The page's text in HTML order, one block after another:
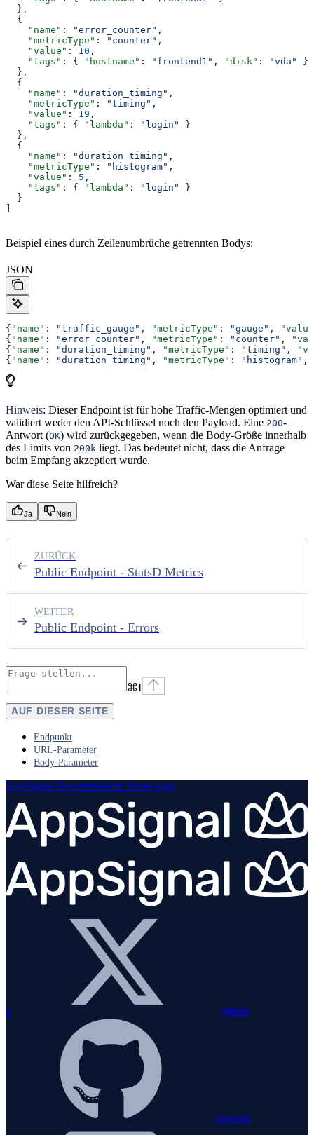
  },
  {
    "name"
: "error_counter" ,
    "metricType"
: "counter" ,
    "value"
: 10 ,
    "tags"
: { "hostname" : "frontend1" , "disk" : "vda"
}
  },
  {
    "name"
: "duration_timing" ,
    "metricType"
: "timing" ,
    "value"
: 19 ,
    "tags"
: { "lambda" : "login"
}
  },
  {
    "name"
: "duration_timing" ,
    "metricType"
: "histogram" ,
    "value"
: 5 ,
    "tags"
: { "lambda" : "login"
}
  }
]
Beispiel eines durch Zeilenumbrüche getrennten Bodys:
JSON
{ "name" : "traffic_gauge" , "metricType" : "gauge" ,
{ "name" : "error_counter" , "metricType" : "counter" ,
{ "name" : "duration_timing" , "metricType" : "timing" ,
{ "name" : "duration_timing" , "metricType" : "histogram" ,
Hinweis: Dieser Endpoint ist für hohe Traffic-Mengen optimiert und
validiert weder den API-Schlüssel noch den Payload. Eine 200-
Antwort (OK) wird zurückgegeben, wenn die Body-Größe innerhalb
des Limits von 200k liegt. Das bedeutet nicht, dass die Anfrage
beim Empfang akzeptiert wurde.
War diese Seite hilfreich?
Ja Nein
Public Endpoint - StatsD Metrics
ZURÜCK
Public Endpoint - Errors
WEITER
⌘I
AUF DIESER SEITE
Endpunkt
URL-Parameter
Body-Parameter
AppSignal Documentation home page
x github
linkedin